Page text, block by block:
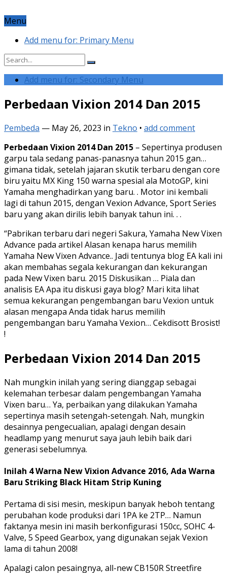
Menu
Add menu for: Primary Menu
Add menu for: Secondary Menu
Perbedaan Vixion 2014 Dan 2015
Pembeda — May 26, 2023 in Tekno • add comment
Perbedaan Vixion 2014 Dan 2015 – Sepertinya produsen
garpu tala sedang panas-panasnya tahun 2015 gan…
gimana tidak, setelah jajaran skutik terbaru dengan core
biru yaitu MX King 150 warna spesial ala MotoGP, kini
Yamaha menghadirkan yang baru. . Motor ini kembali
lagi di tahun 2015, dengan Vexion Advance, Sport Series
baru yang akan dirilis lebih banyak tahun ini. . .
“Pabrikan terbaru dari negeri Sakura, Yamaha New Vixen
Advance pada artikel Alasan kenapa harus memilih
Yamaha New Vixen Advance.. Jadi tentunya blog EA kali ini
akan membahas segala kekurangan dan kekurangan
pada New Vixen baru. 2015 Diskusikan … Piala dan
analisis EA Apa itu diskusi gaya blog? Mari kita lihat
semua kekurangan pengembangan baru Vexion untuk
alasan mengapa Anda tidak harus memilih
pengembangan baru Yamaha Vexion… Cekdisott Brosist!
!
Perbedaan Vixion 2014 Dan 2015
Nah mungkin inilah yang sering dianggap sebagai
kelemahan terbesar dalam pengembangan Yamaha
Vixen baru… Ya, perbaikan yang dilakukan Yamaha
sepertinya masih setengah-setengah. Nah, mungkin
desainnya pengecualian, apalagi dengan desain
headlamp yang menurut saya jauh lebih baik dari
generasi sebelumnya.
Inilah 4 Warna New Vixion Advance 2016, Ada Warna
Baru Striking Black Hitam Strip Kuning
Pertama di sisi mesin, meskipun banyak heboh tentang
perubahan kode produksi dari 1PA ke 2TP… Namun
faktanya mesin ini masih berkonfigurasi 150cc, SOHC 4-
Valve, 5 Speed ​​​​​​Gearbox, yang digunakan sejak Vexion
lama di tahun 2008!
Apalagi calon pesaingnya, all-new CB150R Streetfire